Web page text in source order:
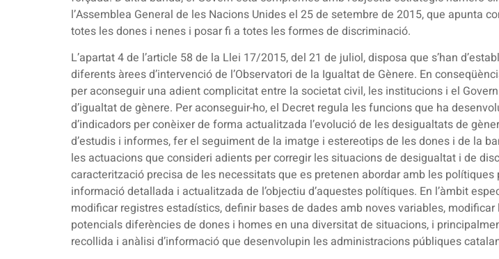
l’Assemblea General de les Nacions Unides el 25 de setembre de 2015, que apunta
totes les dones i nenes i posar fi a totes les formes de discriminació.
L’apartat 4 de l’article 58 de la Llei 17/2015, del 21 de juliol, disposa que s’han
diferents àrees d’intervenció de l’Observatori de la Igualtat de Gènere. En
per aconseguir una adient complicitat entre la societat civil, les institucions i el
d’igualtat de gènere. Per aconseguir-ho, el Decret regula les funcions que ha
d’indicadors per conèixer de forma actualitzada l’evolució de les desigualtats de
d’estudis i informes, fer el seguiment de la imatge i estereotips de les dones i de la
les actuacions que consideri adients per corregir les situacions de desigualtat i de
caracterització precisa de les necessitats que es pretenen abordar amb les
informació detallada i actualitzada de l’objectiu d’aquestes polítiques. En l’àmbit
modificar registres estadístics, definir bases de dades amb noves variables,
potencials diferències de dones i homes en una diversitat de situacions, i
recollida i anàlisi d’informació que desenvolupin les administracions públiques